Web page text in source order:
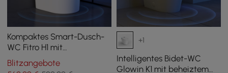
Kompaktes Smart-Dusch-
WC Fitro H1 mit
Geruchsabsaugung und
automatischer Spülung
Blitzangebote
+1
Intelligentes Bidet-WC
Glowin K1 mit beheiztem